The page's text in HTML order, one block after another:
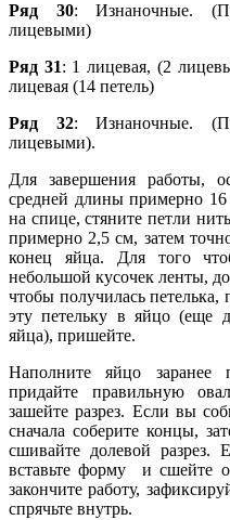
Ряд 30: Изнаночные.
лицевыми)
Ряд 31: 1 лицевая, (2
лицевая (14 петель)
Ряд 32: Изнаночные.
лицевыми).
Для завершения работы,
средней длины примерно 16
на спице, стяните петли
примерно 2,5 см, затем
конец яйца. Для того
небольшой кусочек ленты,
чтобы получилась петелька,
эту петельку в яйцо (еще
яйца), пришейте.
Наполните яйцо заранее
придайте правильную
зашейте разрез. Если вы
сначала соберите концы,
сшивайте долевой
вставьте форму и сшейте
закончите работу,
спрячьте внутрь.